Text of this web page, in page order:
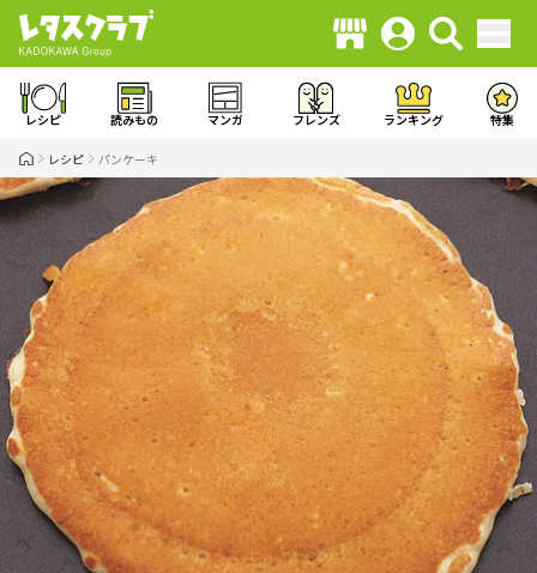
レシピ 読みもの マンガ フレンズ ランキング 特集
レシピ パンケーキ